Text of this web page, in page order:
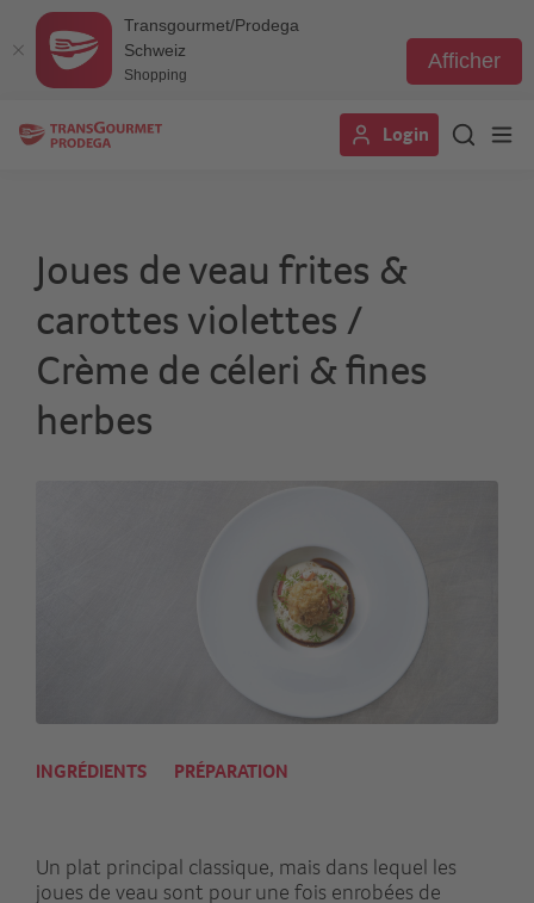
Transgourmet/Prodega
Schweiz
Shopping
Afficher
Login
Joues de veau frites &
carottes violettes /
Crème de céleri & fines
herbes
INGRÉDIENTS PRÉPARATION
Un plat principal classique, mais dans lequel les
joues de veau sont pour une fois enrobées de